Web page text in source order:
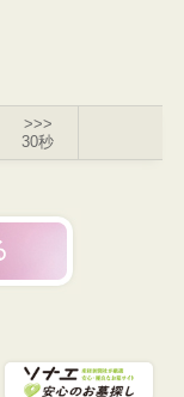
>>>
30秒